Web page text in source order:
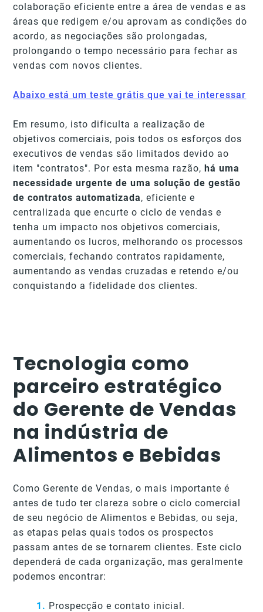
colaboração eficiente entre a área de vendas e as
áreas que redigem e/ou aprovam as condições do
acordo, as negociações são prolongadas,
prolongando o tempo necessário para fechar as
vendas com novos clientes.
Abaixo está um teste grátis que vai te interessar
Em resumo, isto dificulta a realização de
objetivos comerciais, pois todos os esforços dos
executivos de vendas são limitados devido ao
item "contratos". Por esta mesma razão,há uma
necessidade urgente de uma solução de gestão
de contratos automatizada, eficiente e
centralizada que encurte o ciclo de vendas e
tenha um impacto nos objetivos comerciais,
aumentando os lucros, melhorando os processos
comerciais, fechando contratos rapidamente,
aumentando as vendas cruzadas e retendo e/ou
conquistando a fidelidade dos clientes.
Tecnologia como
parceiro estratégico
do Gerente de Vendas
na indústria de
Alimentos e Bebidas
Como Gerente de Vendas, o mais importante é
antes de tudo ter clareza sobre o ciclo comercial
de seu negócio de Alimentos e Bebidas, ou seja,
as etapas pelas quais todos os prospectos
passam antes de se tornarem clientes. Este ciclo
dependerá de cada organização, mas geralmente
podemos encontrar:
1. Prospecção e contato inicial.